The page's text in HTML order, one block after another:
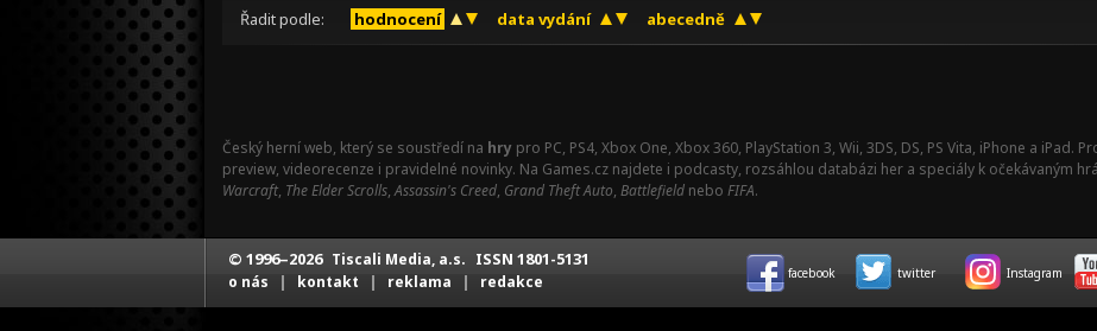
Řadit podle: hodnocení data vydání abecedně
Český herní web, který se soustředí na hry pro PC, PS4, Xbox One, Xbox 360, PlayStation 3, Wii, 3DS, DS, PS Vita, iPhone a iPad.
preview, videorecenze i pravidelné novinky. Na Games.cz najdete i podcasty, rozsáhlou databázi her a speciály k očekávaným
Warcraft, The Elder Scrolls,Assassin's Creed, Grand Theft Auto, Battlefield nebo FIFA.
© 1996–2026 Tiscali Media, a.s. ISSN 1801-5131
o nás | kontakt | reklama | redakce facebook twitter Instagram